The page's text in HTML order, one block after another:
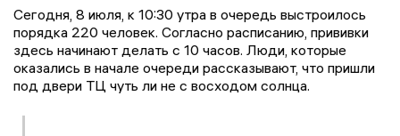
Сегодня, 8 июля, к 10:30 утра в очередь выстроилось
порядка 220 человек. Согласно расписанию, прививки
здесь начинают делать с 10 часов. Люди, которые
оказались в начале очереди рассказывают, что пришли
под двери ТЦ чуть ли не с восходом солнца.